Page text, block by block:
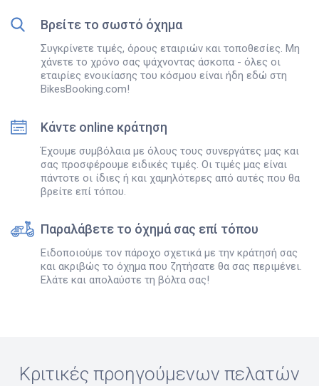
Βρείτε το σωστό όχημα
Συγκρίνετε τιμές, όρους εταιριών και τοποθεσίες. Μη
χάνετε το χρόνο σας ψάχνοντας άσκοπα - όλες οι
εταιρίες ενοικίασης του κόσμου είναι ήδη εδώ στη
BikesBooking.com!
Κάντε online κράτηση
Έχουμε συμβόλαια με όλους τους συνεργάτες μας και
σας προσφέρουμε ειδικές τιμές. Οι τιμές μας είναι
πάντοτε οι ίδιες ή και χαμηλότερες από αυτές που θα
βρείτε επί τόπου.
Παραλάβετε το όχημά σας επί τόπου
Ειδοποιούμε τον πάροχο σχετικά με την κράτησή σας
και ακριβώς το όχημα που ζητήσατε θα σας περιμένει.
Ελάτε και απολαύστε τη βόλτα σας!
Κριτικές προηγούμενων πελατών